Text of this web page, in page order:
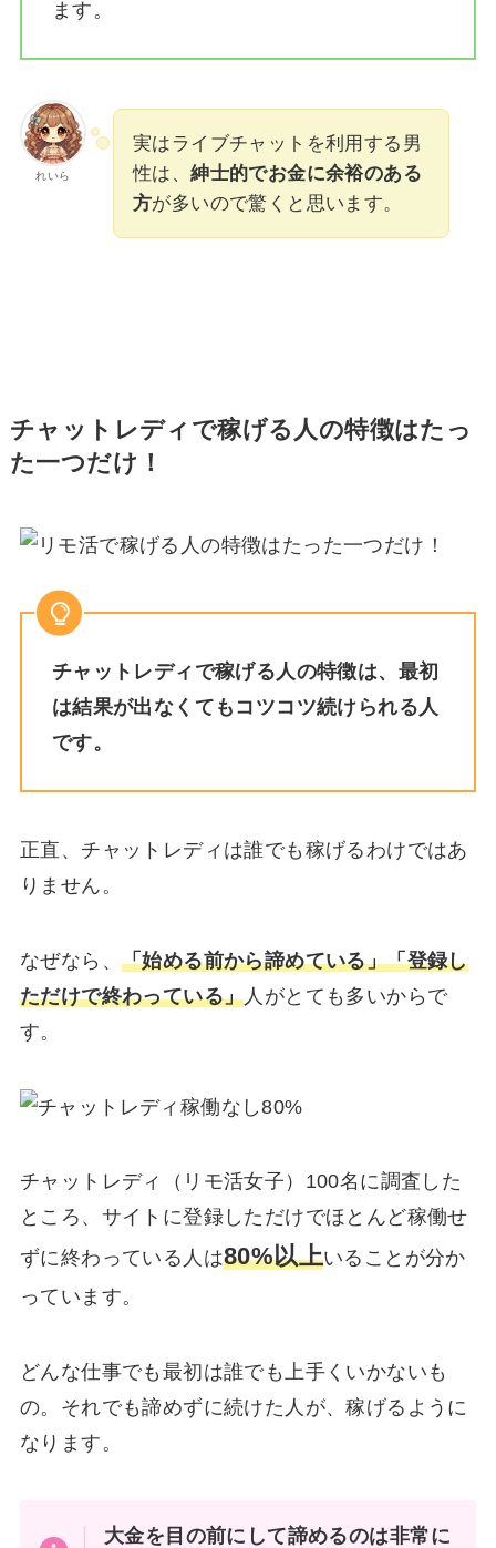
ます。
れいら
実はライブチャットを利用する男
性は、紳士的でお金に余裕のある
方が多いので驚くと思います。
チャットレディで稼げる人の特徴はたっ
た一つだけ！
チャットレディで稼げる人の特徴は、最初
は結果が出なくてもコツコツ続けられる人
です。
正直、チャットレディは誰でも稼げるわけではあ
りません。
なぜなら、 「始める前から諦めている」「登録し
ただけで終わっている」 人がとても多いからで
す。
チャットレディ（リモ活女子）100名に調査した
ところ、サイトに登録しただけでほとんど稼働せ
ずに終わっている人は80%以上いることが分か
っています。
どんな仕事でも最初は誰でも上手くいかないも
の。それでも諦めずに続けた人が、稼げるように
なります。
大金を目の前にして諦めるのは非常に